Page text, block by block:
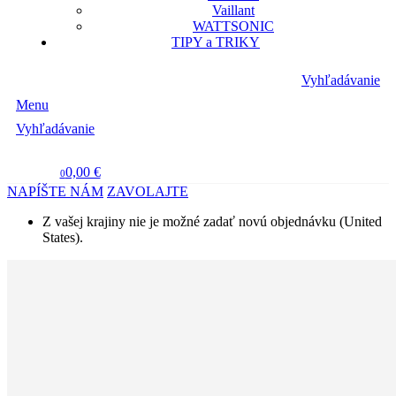
Vaillant
WATTSONIC
TIPY a TRIKY
Vyhľadávanie
Menu
Vyhľadávanie
00,00 €
NAPÍŠTE NÁM ZAVOLAJTE
Z vašej krajiny nie je možné zadať novú objednávku (United
States).